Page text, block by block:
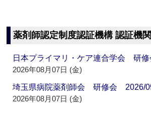
薬剤師認定制度認証機構 認証機
日本プライマリ・ケア連合学会 研
2026年08月07日 (金)
埼玉県病院薬剤師会 研修会 2026/
2026年08月07日 (金)